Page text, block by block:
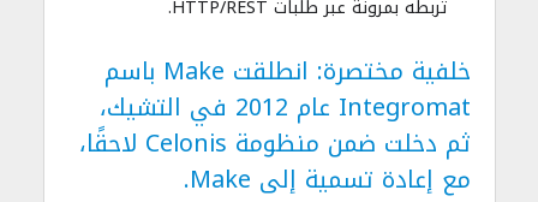
تربطه بمرونة عبر طلبات HTTP/REST.
خلفية مختصرة: انطلقت Make باسم
Integromat عام 2012 في التشيك،
ثم دخلت ضمن منظومة Celonis لاحقًا،
مع إعادة تسمية إلى Make.